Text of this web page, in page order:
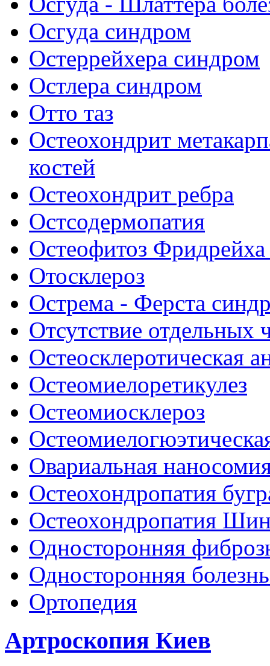
Осгуда синдром
Остеррейхера синдром
Остлера синдром
Отто таз
Остеохондрит
костей
Остеохондрит ребра
Остсодермопатия
Остеофитоз
Отосклероз
Острема - Ферста
Отсутствие отдельных
Остеосклеротическая
Остеомиелоретикулез
Остеомиосклероз
Овариальная
Остеохондропатия
Остеохондропатия
Односторонняя
Односторонняя
Ортопедия
Артроскопия Киев